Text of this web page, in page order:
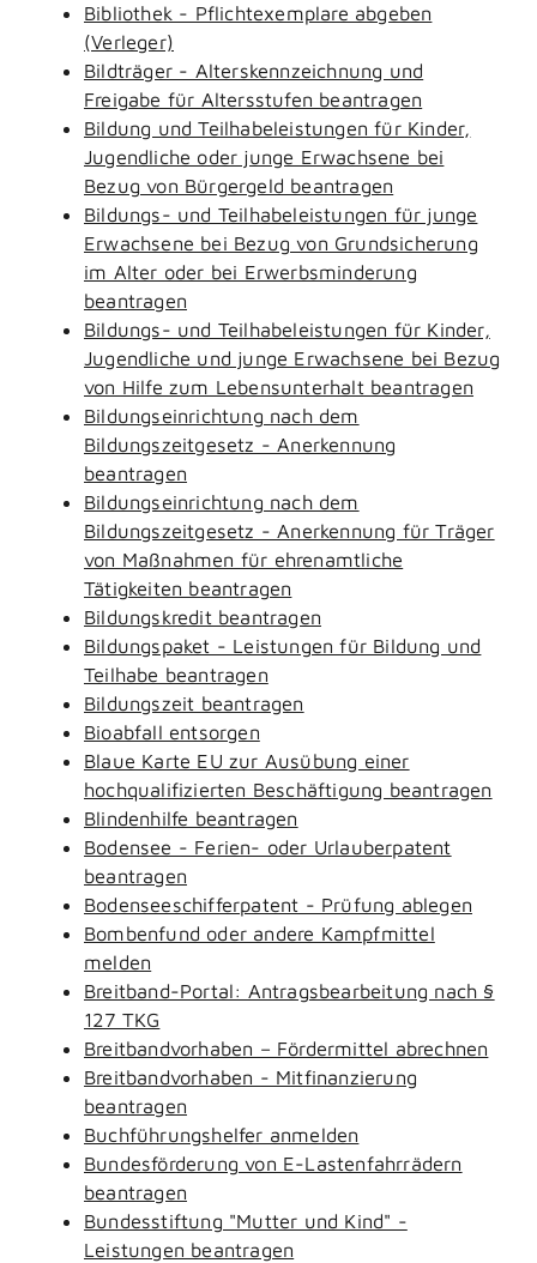
Bibliothek - Pflichtexemplare abgeben
(Verleger)
Bildträger - Alterskennzeichnung und
Freigabe für Altersstufen beantragen
Bildung und Teilhabeleistungen für Kinder,
Jugendliche oder junge Erwachsene bei
Bezug von Bürgergeld beantragen
Bildungs- und Teilhabeleistungen für junge
Erwachsene bei Bezug von Grundsicherung
im Alter oder bei Erwerbsminderung
beantragen
Bildungs- und Teilhabeleistungen für Kinder,
Jugendliche und junge Erwachsene bei Bezug
von Hilfe zum Lebensunterhalt beantragen
Bildungseinrichtung nach dem
Bildungszeitgesetz - Anerkennung
beantragen
Bildungseinrichtung nach dem
Bildungszeitgesetz - Anerkennung für Träger
von Maßnahmen für ehrenamtliche
Tätigkeiten beantragen
Bildungskredit beantragen
Bildungspaket - Leistungen für Bildung und
Teilhabe beantragen
Bildungszeit beantragen
Bioabfall entsorgen
Blaue Karte EU zur Ausübung einer
hochqualifizierten Beschäftigung beantragen
Blindenhilfe beantragen
Bodensee - Ferien- oder Urlauberpatent
beantragen
Bodenseeschifferpatent - Prüfung ablegen
Bombenfund oder andere Kampfmittel
melden
Breitband-Portal: Antragsbearbeitung nach §
127 TKG
Breitbandvorhaben – Fördermittel abrechnen
Breitbandvorhaben - Mitfinanzierung
beantragen
Buchführungshelfer anmelden
Bundesförderung von E-Lastenfahrrädern
beantragen
Bundesstiftung "Mutter und Kind" -
Leistungen beantragen